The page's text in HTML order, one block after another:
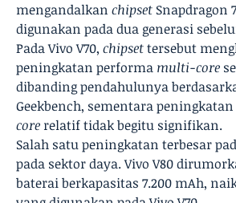
mengandalkan chipset Snapdragon
digunakan pada dua generasi
Pada Vivo V70, chipsettersebut
peningkatan performa multi-core
dibanding pendahulunya
Geekbench, sementara
core relatif tidak begitu signifikan.
Salah satu peningkatan terbesar
pada sektor daya. Vivo V80
baterai berkapasitas 7.200 mAh,